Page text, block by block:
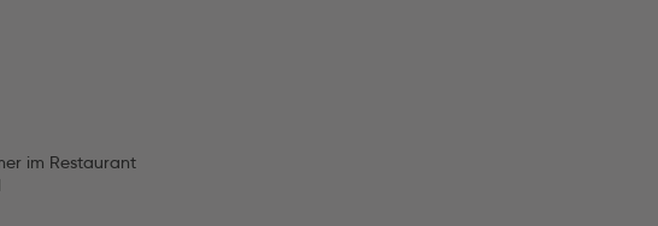
im Restaurant